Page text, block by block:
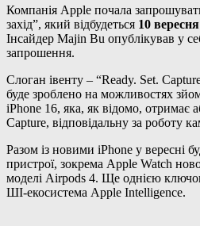
Компанія Apple почала
захід”, який відбудеться 10
Інсайдер Majin Bu опублікував у
запрошення.
Слоган івенту – “Ready. Set.
буде зроблено на можливостях
iPhone 16, яка, як відомо, отримає
Capture, відповідальну за роботу
Разом із новими iPhone у вересні
пристрої, зокрема Apple Watch
моделі Airpods 4. Ще однією
ШІ-екосистема Apple Intelligence.